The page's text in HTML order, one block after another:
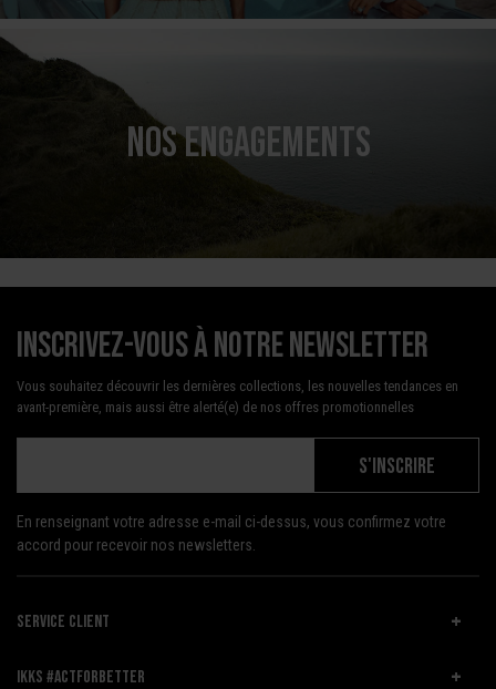
NOS ENGAGEMENTS
Inscrivez-vous à notre newsletter
Vous souhaitez découvrir les dernières collections, les nouvelles tendances en
avant-première, mais aussi être alerté(e) de nos offres promotionnelles
S'INSCRIRE
En renseignant votre adresse e-mail ci-dessus, vous confirmez votre
accord pour recevoir nos newsletters.
SERVICE CLIENT
IKKS #ACTFORBETTER